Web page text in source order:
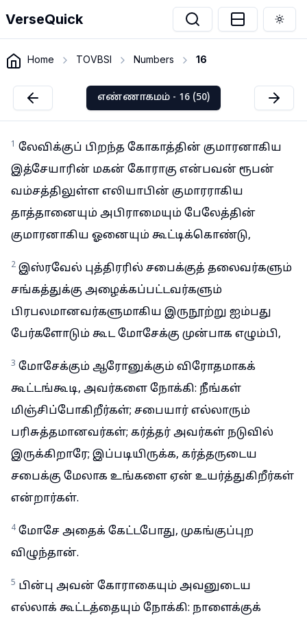
VerseQuick
Home TOVBSI Numbers 16
எண்ணாகமம் - 16 (50)
1 லேவிக்குப் பிறந்த கோகாத்தின் குமாரனாகிய
இத்சேயாரின் மகன் கோராகு என்பவன் ரூபன்
வம்சத்திலுள்ள எலியாபின் குமாரராகிய
தாத்தானையும் அபிராமையும் பேலேத்தின்
குமாரனாகிய ஓனையும் கூட்டிக்கொண்டு,
2 இஸ்ரவேல் புத்திரரில் சபைக்குத் தலைவர்களும்
சங்கத்துக்கு அழைக்கப்பட்டவர்களும்
பிரபலமானவர்களுமாகிய இருநூற்று ஐம்பது
பேர்களோடும் கூட மோசேக்கு முன்பாக எழும்பி,
3 மோசேக்கும் ஆரோனுக்கும் விரோதமாகக்
கூட்டங்கூடி, அவர்களை நோக்கி: நீங்கள்
மிஞ்சிப்போகிறீர்கள்; சபையார் எல்லாரும்
பரிசுத்தமானவர்கள்; கர்த்தர் அவர்கள் நடுவில்
இருக்கிறாரே; இப்படியிருக்க, கர்த்தருடைய
சபைக்கு மேலாக உங்களை ஏன் உயர்த்துகிறீர்கள்
என்றார்கள்.
4 மோசே அதைக் கேட்டபோது, முகங்குப்புற
விழுந்தான்.
5 பின்பு அவன் கோராகையும் அவனுடைய
எல்லாக் கூட்டத்தையும் நோக்கி: நாளைக்குக்